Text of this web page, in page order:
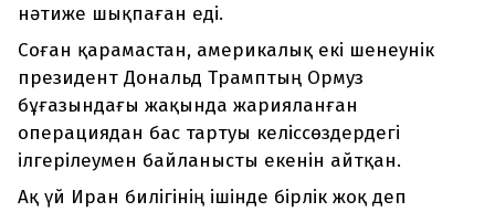
нәтиже шықпаған еді.
Соған қарамастан, америкалық екі шенеунік
президент Дональд Трамптың Ормуз
бұғазындағы жақында жарияланған
операциядан бас тартуы келіссөздердегі
ілгерілеумен байланысты екенін айтқан.
Ақ үй Иран билігінің ішінде бірлік жоқ деп